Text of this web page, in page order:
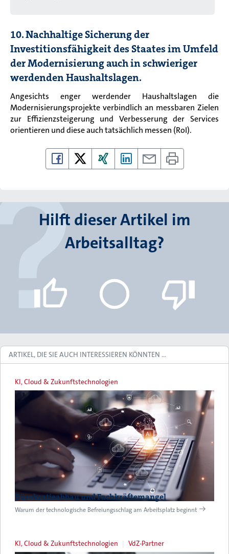
10. Nachhaltige Sicherung der
Investitionsfähigkeit des Staates im Umfeld
der Modernisierung auch in schwieriger
werdenden Haushaltslagen.
Angesichts enger werdender Haushaltslagen die
Modernisierungsprojekte verbindlich an messbaren Zielen
zur Effizienzsteigerung und Verbesserung der Services
orientieren und diese auch tatsächlich messen (RoI).
Hilft dieser Artikel im
Arbeitsalltag?
ARTIKEL, DIE SIE AUCH INTERESSIEREN KÖNNTEN …
KI, Cloud & Zukunftstechnologien
Bürokratieabbau und Fachkräftemangel
Warum der technologische Befreiungsschlag am Arbeitsplatz beginnt
KI, Cloud & Zukunftstechnologien VdZ-Partner